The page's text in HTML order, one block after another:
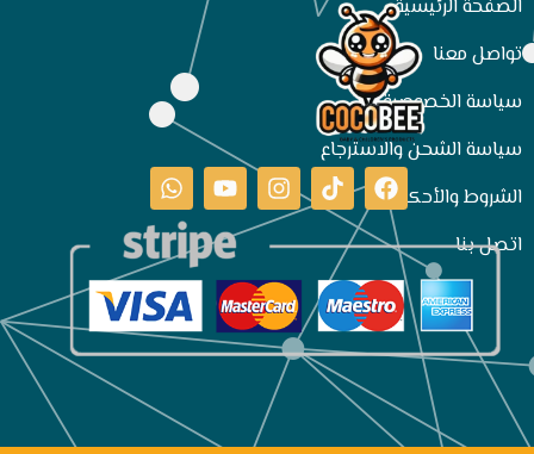
الصفحة الرئيسية
تواصل معنا
سياسة الخصوصية
سياسة الشحن والاسترجاع
الشروط والأحكام
اتصل بنا